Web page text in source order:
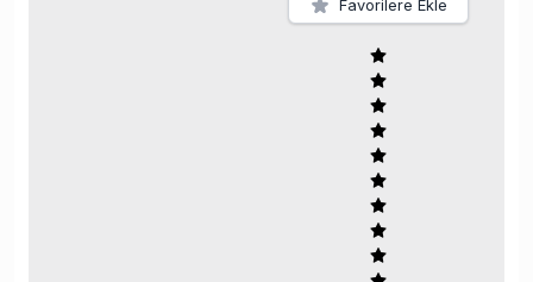
Favorilere Ekle